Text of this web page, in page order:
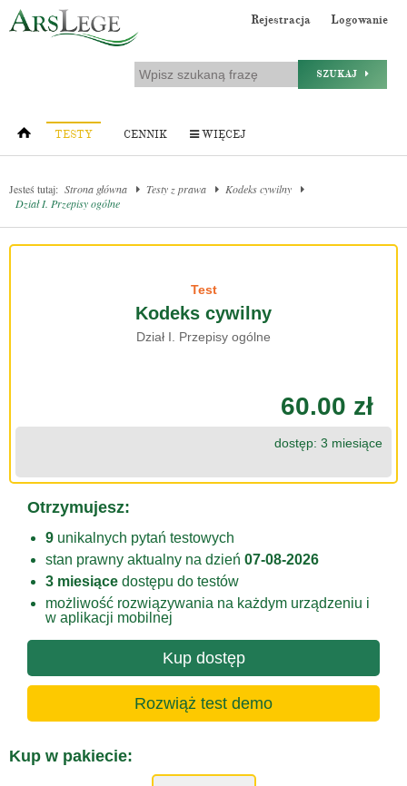
Rejestracja Logowanie
SZUKAJ
TESTY CENNIK WIĘCEJ
Jesteś tutaj: Strona główna Testy z prawa
Kodeks cywilny
Dział I. Przepisy ogólne
Test
Kodeks cywilny
Dział I. Przepisy ogólne
60.00 zł
dostęp: 3 miesiące
Otrzymujesz:
9 unikalnych pytań testowych
stan prawny aktualny na dzień 07-08-2026
3 miesiące dostępu do testów
możliwość rozwiązywania na każdym urządzeniu i
w aplikacji mobilnej
Kup dostęp
Rozwiąż test demo
Kup w pakiecie: